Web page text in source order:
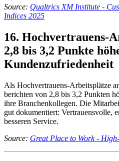
Source: Qualtrics XM Institute -
Indices 2025
16. Hochvertrauens-
2,8 bis 3,2 Punkte
Kundenzufriedenheit
Als Hochvertrauens-Arbeitsplätze
berichten von 2,8 bis 3,2 Punkten
ihre Branchenkollegen. Die
gut dokumentiert: Vertrauensvolle,
besseren Service.
Source: Great Place to Work -